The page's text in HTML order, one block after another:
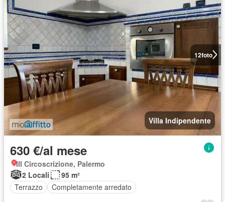
12foto
Villa Indipendente
630 €/al mese
III Circoscrizione, Palermo
2 Locali
95 m²
Terrazzo
Completamente arredato